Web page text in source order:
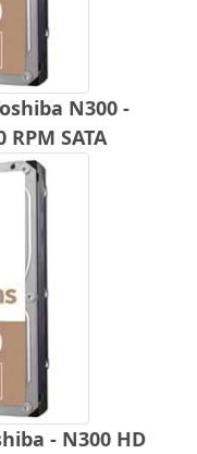
N300 -
RPM SATA
- N300 HD